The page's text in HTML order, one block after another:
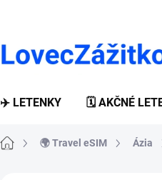
✈️ LETENKY 🗓️ AKČNÉ
Domov🌍 Travel eSIM Ázia